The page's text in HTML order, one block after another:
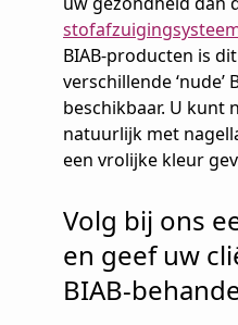
BIAB-producten is
verschillende ‘nude’
beschikbaar. U kunt
natuurlijk met
een vrolijke kleur
Volg bij ons
en geef uw
BIAB-